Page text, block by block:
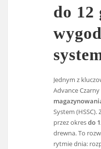
do 12
Jednym z
Advance
System
przez okresdo
drewna. To
rytmie dnia: